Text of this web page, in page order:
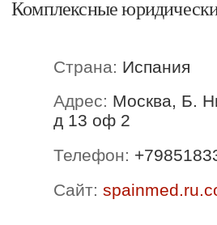
Комплексные
Страна: Испания
Адрес: Москва, Б.
д 13 оф 2
Телефон:
Сайт: